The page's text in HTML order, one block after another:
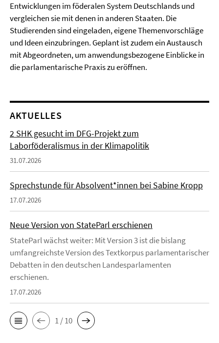
Entwicklungen im föderalen System Deutschlands und
vergleichen sie mit denen in anderen Staaten. Die
Studierenden sind eingeladen, eigene Themenvorschläge
und Ideen einzubringen. Geplant ist zudem ein Austausch
mit Abgeordneten, um anwendungsbezogene Einblicke in
die parlamentarische Praxis zu eröffnen.
AKTUELLES
2 SHK gesucht im DFG-Projekt zum
Laborföderalismus in der Klimapolitik
31.07.2026
Sprechstunde für Absolvent*innen bei Sabine Kropp
17.07.2026
Neue Version von StateParl erschienen
StateParl wächst weiter: Mit Version 3 ist die bislang
umfangreichste Version des Textkorpus parlamentarischer
Debatten in den deutschen Landesparlamenten
erschienen.
17.07.2026
1 / 10